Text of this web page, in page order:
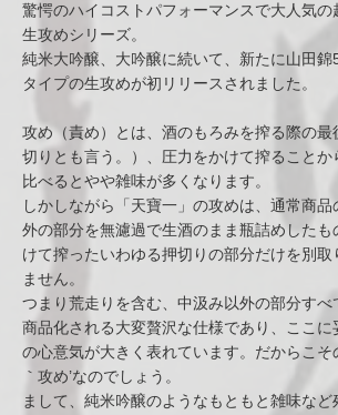
驚愕のハイコストパフォーマンスで大人気の
生攻めシリーズ。
純米大吟醸、大吟醸に続いて、新たに山田錦
タイプの生攻めが初リリースされました。
攻め（責め）とは、酒のもろみを搾る際の最
切りとも言う。）、圧力をかけて搾ることか
比べるとやや雑味が多くなります。
しかしながら「天寶一」の攻めは、通常商品
外の部分を無濾過で生酒のまま瓶詰めした
けて搾ったいわゆる押切りの部分だけを別取
ません。
つまり荒走りを含む、中汲み以外の部分すべ
商品化される大変贅沢な仕様であり、ここ
の心意気が大きく表れています。だからこそ
｀攻め’なのでしょう。
まして、純米吟醸のようなもともと雑味など